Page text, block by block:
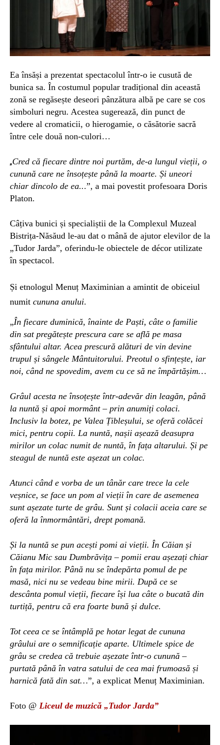
Ea însăși a prezentat spectacolulîntr-o ie cusută de
bunica sa. În costumul popular tradițional din această
zonă se regăsește deseori pânzătura albă pe care se cos
simboluri negru. Acestea sugerează, din punct de
vedere al cromaticii, o hierogamie, o căsătorie sacră
între cele două non-culori…
„Cred că fiecare dintre noi purtăm, de-a lungul vieții, o
cunună care ne însoțește până la moarte. Și uneori
chiar dincolo de ea...”, a mai povestit profesoara Doris
Platon.
Câțiva bunici și specialiștii de la Complexul Muzeal
Bistrița-Năsăud le-au dat o mână de ajutor elevilor de la
„Tudor Jarda”, oferindu-le obiectele de décor utilizate
în spectacol.
Și etnologul Menuț Maximinian a amintit de obiceiul
numit cununa anului.
„În fiecare duminică, înainte de Paști, câte o familie
din sat pregătește prescura care se află pe masa
sfântului altar. Acea prescură alături de vin devine
trupul și sângele Mântuitorului. Preotul o sfințește, iar
noi, când ne spovedim, avem cu ce să ne împărtășim…
Grâul acesta ne însoțește într-adevăr din leagăn, până
la nuntă și apoi mormânt – prin anumiți colaci.
Inclusiv la botez, pe Valea Țibleșului, se oferă colăcei
mici, pentru copii. La nuntă, nașii așează deasupra
mirilor un colac numit de nuntă, în fața altarului. Și pe
steagul de nuntă este așezat un colac.
Atunci când e vorba de un tânăr care trece la cele
veșnice, se face un pom al vieții în care de asemenea
sunt așezate turte de grâu. Sunt și colacii aceia care se
oferă la înmormântări, drept pomană.
Și la nuntă se pun acești pomi ai vieții. În Căian și
Căianu Mic sau Dumbrăvița – pomii erau așezați chiar
în fața mirilor. Până nu se îndepărta pomul de pe
masă, nici nu se vedeau bine mirii. După ce se
descânta pomul vieții, fiecare își lua câte o bucată din
turtiță, pentru că era foarte bună și dulce.
Tot ceea ce se întâmplă pe hotar legat de cununa
grâului are o semnificație aparte. Ultimele spice de
grâu se credea că trebuie așezate într-o cunună –
purtată până în vatra satului de cea mai frumoasă și
harnică fată din sat…”, a explicat Menuț Maximinian.
Foto @ Liceul de muzică „Tudor Jarda”